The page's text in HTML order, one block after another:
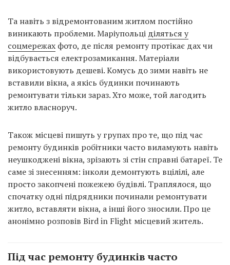
Та навіть з відремонтованим житлом постійно
виникають проблеми. Маріупольці діляться у
соцмережах фото, де після ремонту протікає дах чи
відбувається електрозамикання. Матеріали
використовують дешеві. Комусь до зими навіть не
вставили вікна, а якісь будинки починають
ремонтувати тільки зараз. Хто може, той лагодить
житло власноруч.
Також місцеві пишуть у групах про те, що під час
ремонту будинків робітники часто виламують навіть
неушкоджені вікна, зрізають зі стін справні батареї. Те
саме зі знесенням: інколи демонтують вцілілі, але
просто закопчені пожежею будівлі. Траплялося, що
спочатку одні підрядники починали ремонтувати
житло, вставляти вікна, а інші його зносили. Про це
анонімно розповів Bird in Flight місцевий житель.
Під час ремонту будинків часто